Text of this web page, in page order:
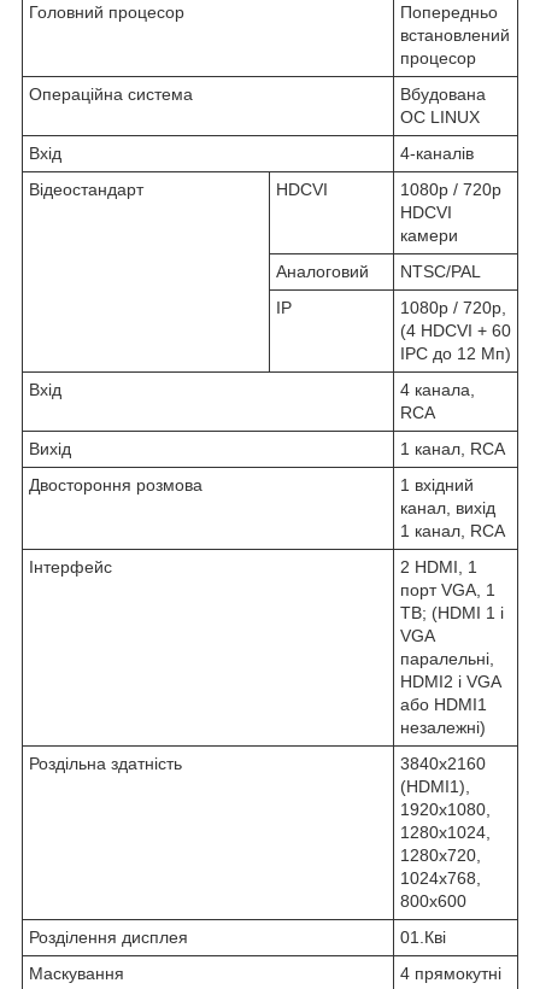
Головний процесор
Попередньо
встановлений
процесор
Операційна система
Вбудована
ОС LINUX
Вхід
4-каналів
Відеостандарт
HDCVI
1080p / 720p
HDCVI
камери
Аналоговий
NTSC/PAL
IP
1080p / 720p,
(4 HDCVI + 60
IPC до 12 Мп)
Вхід
4 канала,
RCA
Вихід
1 канал, RCA
Двостороння розмова
1 вхідний
канал, вихід
1 канал, RCA
Інтерфейс
2 HDMI, 1
порт VGA, 1
ТВ; (HDMI 1 і
VGA
паралельні,
HDMI2 і VGA
або HDMI1
незалежні)
Роздільна здатність
3840x2160
(HDMI1),
1920х1080,
1280х1024,
1280х720,
1024х768,
800х600
Розділення дисплея
01.Кві
Маскування
4 прямокутні